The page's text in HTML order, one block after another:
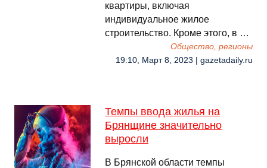
квартиры, включая
индивидуальное жилое
строительство. Кроме этого, в …
Общество, регионы
19:10, Март 8, 2023 | gazetadaily.ru
Темпы ввода жилья на
Брянщине значительно
выросли
В Брянской области темпы